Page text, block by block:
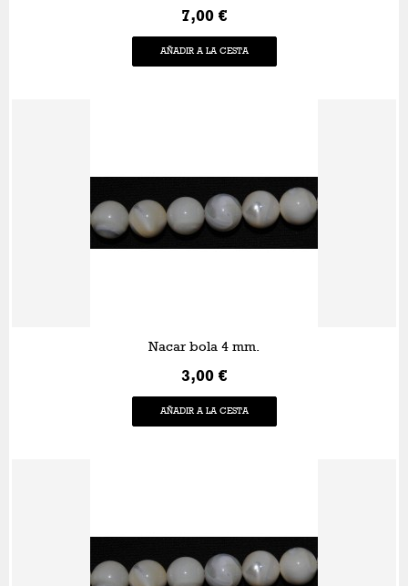
7,00 €
AÑADIR A LA CESTA
Nacar bola 4 mm.
3,00 €
AÑADIR A LA CESTA